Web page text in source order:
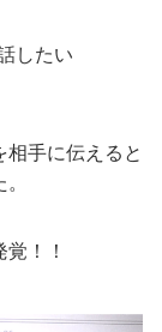
したい
手に伝えると
！！